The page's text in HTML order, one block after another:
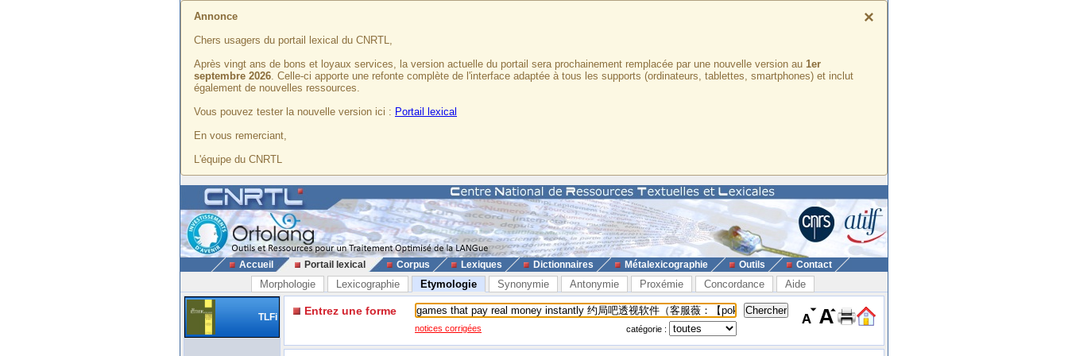
×
Annonce
Chers usagers du portail lexical du CNRTL,
Après vingt ans de bons et loyaux services, la version actuelle du portail sera prochainement remplacée par une nouvelle version au 1er
septembre 2026. Celle-ci apporte une refonte complète de l'interface adaptée à tous les supports (ordinateurs, tablettes, smartphones) et inclut
également de nouvelles ressources.
Vous pouvez tester la nouvelle version ici : Portail lexical
En vous remerciant,
L'équipe du CNRTL
Accueil Portail lexical Corpus Lexiques Dictionnaires Métalexicographie Outils Contact
Morphologie Lexicographie Etymologie Synonymie Antonymie Proxémie Concordance Aide
TLFi Entrez une forme
notices corrigées catégorie :